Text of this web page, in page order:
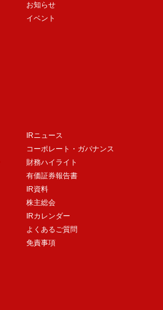
お知らせ
イベント
IRニュース
コーポレート・ガバナンス
財務ハイライト
有価証券報告書
IR資料
株主総会
IRカレンダー
よくあるご質問
免責事項